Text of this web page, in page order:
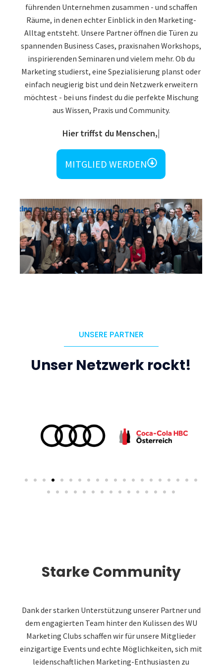
führenden Unternehmen zusammen - und schaffen
Räume, in denen echter Einblick in den Marketing-
Alltag entsteht. Unsere Partner öffnen die Türen zu
spannenden Business Cases, praxisnahen Workshops,
inspirierenden Seminaren und vielem mehr. Ob du
Marketing studierst, eine Spezialisierung planst oder
einfach neugierig bist und dein Netzwerk erweitern
möchtest - bei uns findest du die perfekte Mischung
aus Wissen, Praxis und Community.
Und vielleicht
MITGLIED WERDEN
UNSERE PARTNER
Unser Netzwerk rockt!
Starke Community
Dank der starken Unterstützung unserer Partner und
dem engagierten Team hinter den Kulissen des WU
Marketing Clubs schaffen wir für unsere Mitglieder
einzigartige Events und echte Möglichkeiten, sich mit
leidenschaftlichen Marketing-Enthusiasten zu